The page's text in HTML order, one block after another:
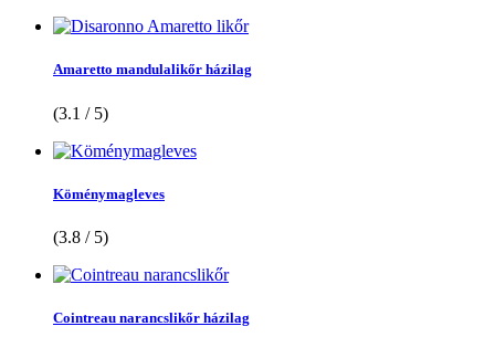
Amaretto mandulalikőr házilag
(3.1 / 5)
Köménymagleves
(3.8 / 5)
Cointreau narancslikőr házilag